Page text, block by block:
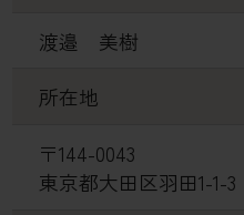
渡邉 美樹
所在地
〒144-0043
東京都大田区羽田1-1-3